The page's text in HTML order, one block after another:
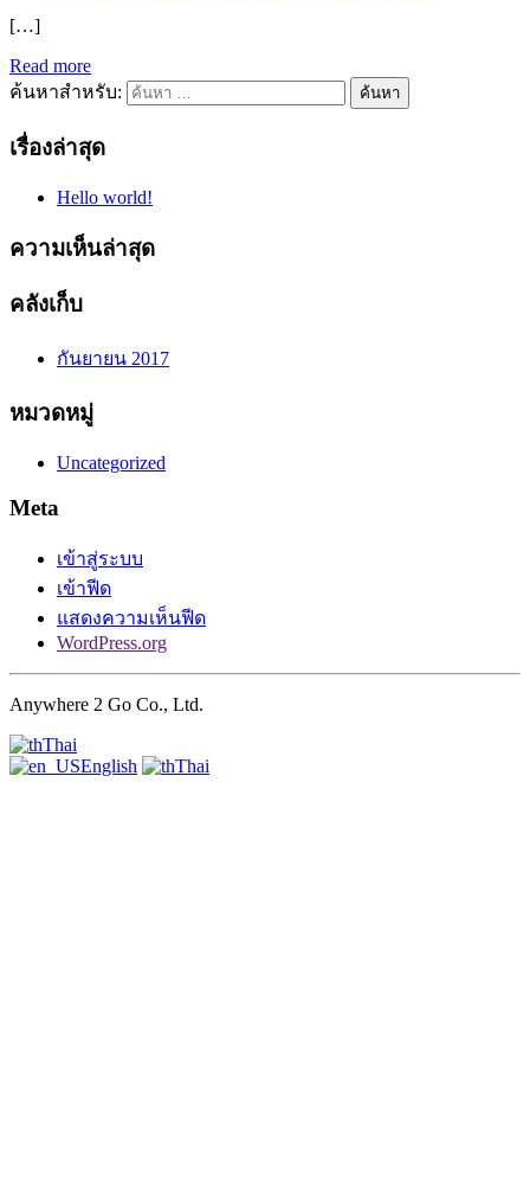
[…]
Read more
ค้นหาสำหรับ:
เรื่องล่าสุด
Hello world!
ความเห็นล่าสุด
คลังเก็บ
กันยายน 2017
หมวดหมู่
Uncategorized
Meta
เข้าสู่ระบบ
เข้าฟีด
แสดงความเห็นฟีด
WordPress.org
Anywhere 2 Go Co., Ltd.
Thai
English
Thai